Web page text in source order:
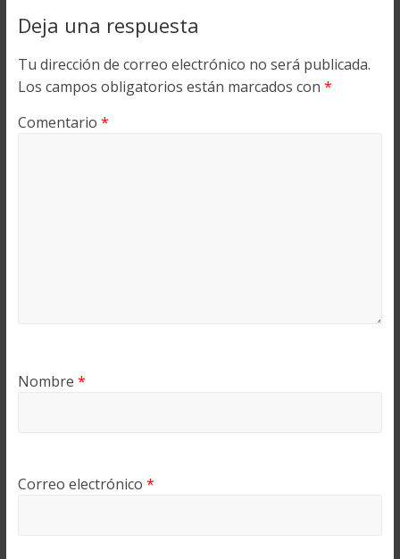
Deja una respuesta
Tu dirección de correo electrónico no será publicada.
Los campos obligatorios están marcados con *
Comentario *
Nombre *
Correo electrónico *